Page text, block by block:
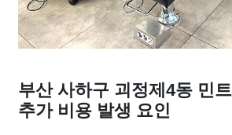
부산 사하구 괴정제4동 민
추가 비용 발생 요인